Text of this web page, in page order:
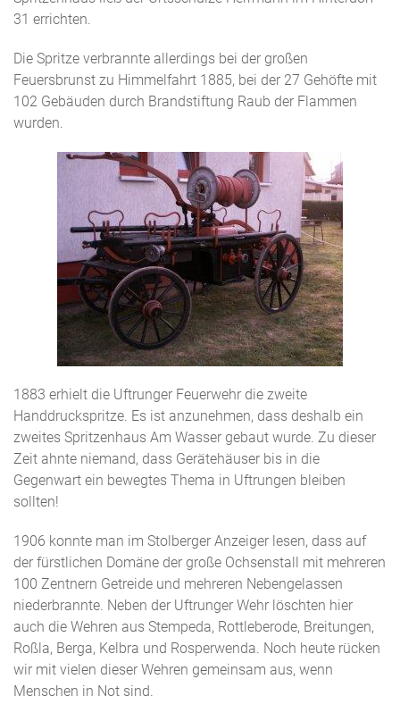
31 errichten.
Die Spritze verbrannte allerdings bei der großen
Feuersbrunst zu Himmelfahrt 1885, bei der 27 Gehöfte mit
102 Gebäuden durch Brandstiftung Raub der Flammen
wurden.
1883 erhielt die Uftrunger Feuerwehr die zweite
Handdruckspritze. Es ist anzunehmen, dass deshalb ein
zweites Spritzenhaus Am Wasser gebaut wurde. Zu dieser
Zeit ahnte niemand, dass Gerätehäuser bis in die
Gegenwart ein bewegtes Thema in Uftrungen bleiben
sollten!
1906 konnte man im Stolberger Anzeiger lesen, dass auf
der fürstlichen Domäne der große Ochsenstall mit mehreren
100 Zentnern Getreide und mehreren Nebengelassen
niederbrannte. Neben der Uftrunger Wehr löschten hier
auch die Wehren aus Stempeda, Rottleberode, Breitungen,
Roßla, Berga, Kelbra und Rosperwenda. Noch heute rücken
wir mit vielen dieser Wehren gemeinsam aus, wenn
Menschen in Not sind.